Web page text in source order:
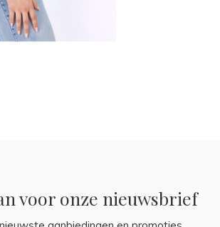
voor onze nieuwsbrief